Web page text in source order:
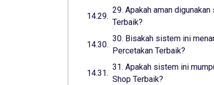
29. Apakah aman
Terbaik?
30. Bisakah sistem ini
Percetakan Terbaik?
31. Apakah sistem ini
Shop Terbaik?